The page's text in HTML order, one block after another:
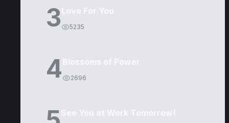
3 5235
4 2696